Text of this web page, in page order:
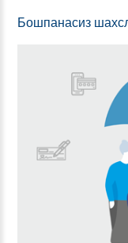
Бошпанасиз